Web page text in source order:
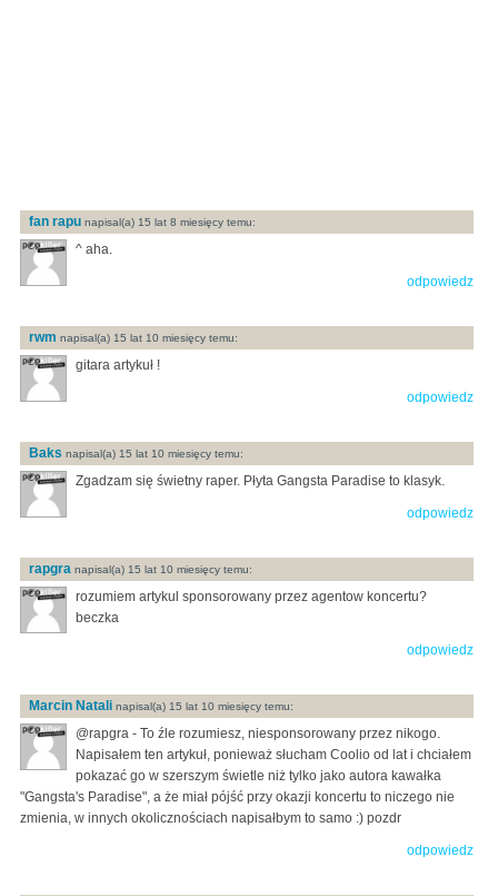
fan rapu napisal(a) 15 lat 8 miesięcy temu:
^ aha.
odpowiedz
rwm napisal(a) 15 lat 10 miesięcy temu:
gitara artykuł !
odpowiedz
Baks napisal(a) 15 lat 10 miesięcy temu:
Zgadzam się świetny raper. Płyta Gangsta Paradise to klasyk.
odpowiedz
rapgra napisal(a) 15 lat 10 miesięcy temu:
rozumiem artykul sponsorowany przez agentow koncertu?
beczka
odpowiedz
Marcin Natali napisal(a) 15 lat 10 miesięcy temu:
@rapgra - To źle rozumiesz, niesponsorowany przez nikogo.
Napisałem ten artykuł, ponieważ słucham Coolio od lat i chciałem
pokazać go w szerszym świetle niż tylko jako autora kawałka
"Gangsta's Paradise", a że miał pójść przy okazji koncertu to niczego nie
zmienia, w innych okolicznościach napisałbym to samo :) pozdr
odpowiedz